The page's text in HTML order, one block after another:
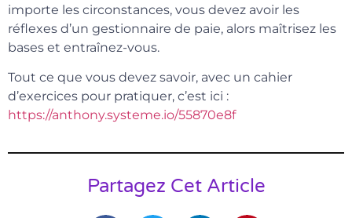
importe les circonstances, vous devez avoir les
réflexes d’un gestionnaire de paie, alors maîtrisez les
bases et entraînez-vous.
Tout ce que vous devez savoir, avec un cahier
d’exercices pour pratiquer, c’est ici :
https://anthony.systeme.io/55870e8f
Partagez Cet Article